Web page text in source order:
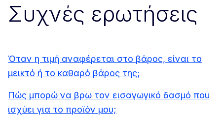
Συχνές ερωτήσεις
Όταν η τιμή αναφέρεται στο βάρος, είναι το
μεικτό ή το καθαρό βάρος της;
Πώς μπορώ να βρω τον εισαγωγικό δασμό που
ισχύει για το προϊόν μου;